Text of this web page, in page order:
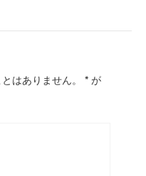
はありません。 * が